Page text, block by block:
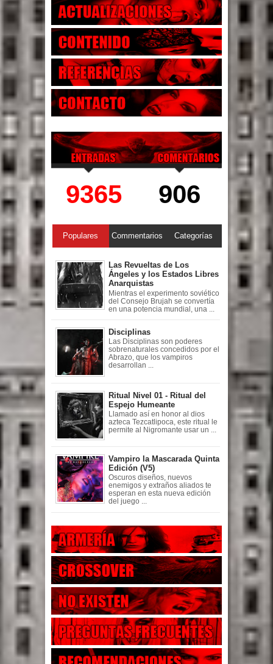
9365 906
Populares Commentarios Categorías
Las Revueltas de Los
Ángeles y los Estados Libres
Anarquistas
Mientras el experimento soviético
del Consejo Brujah se convertía
en una potencia mundial, una ...
Disciplinas
Las Disciplinas son poderes
sobrenaturales concedidos por el
Abrazo, que los vampiros
desarrollan ...
Ritual Nivel 01 - Ritual del
Espejo Humeante
Llamado así en honor al dios
azteca Tezcatlipoca, este ritual le
permite al Nigromante usar un ...
Vampiro la Mascarada Quinta
Edición (V5)
Oscuros diseños, nuevos
enemigos y extraños aliados te
esperan en esta nueva edición
del juego ...